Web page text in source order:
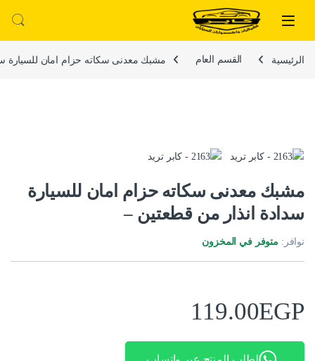
تخطي إلى المحتوى
الرئيسية القسم العام مشبك معدنى سكاته حزام امان للسيارة
مشبك معدنى سكاته حزام امان للسيارة
سدادة انذار من قطعتين –
توافر: متوفر في المخزون
119.00EGP